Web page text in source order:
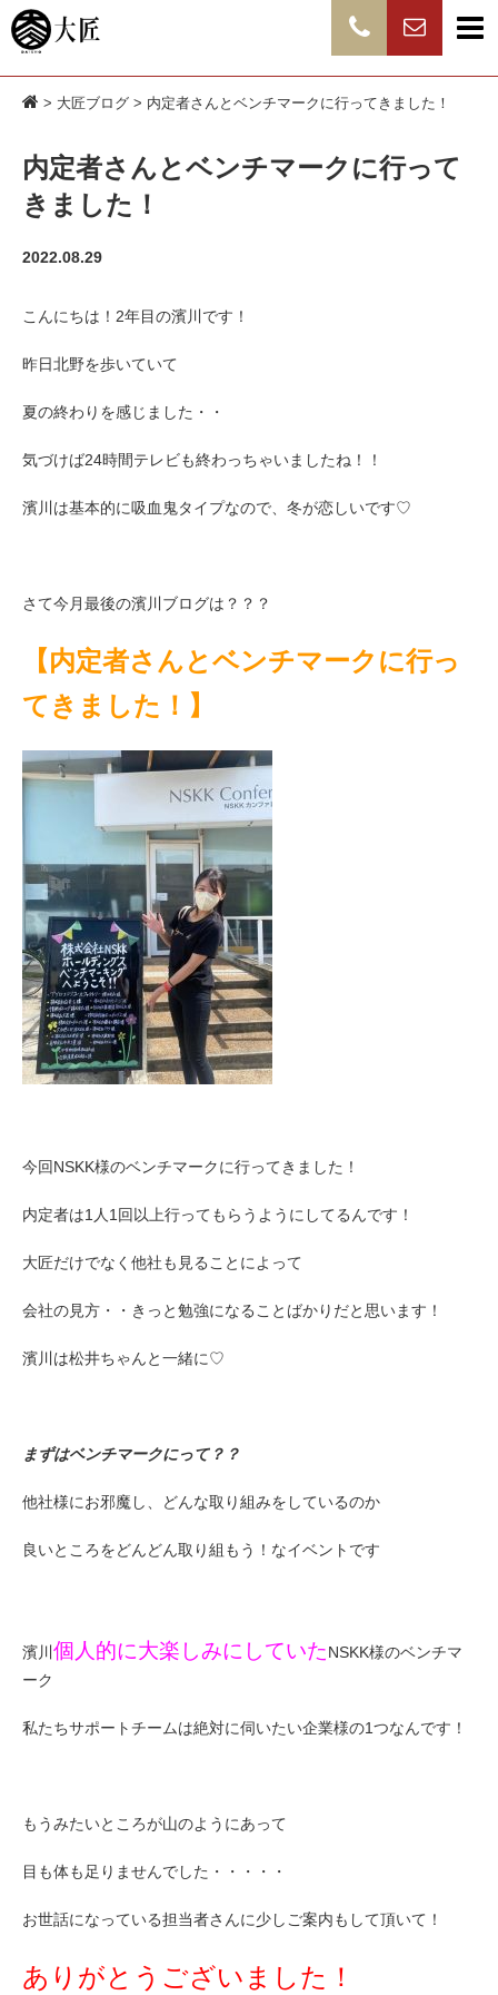
> 大匠ブログ > 内定者さんとベンチマークに行ってきました！
内定者さんとベンチマークに行って
きました！
2022.08.29
こんにちは！2年目の濱川です！
昨日北野を歩いていて
夏の終わりを感じました・・
気づけば24時間テレビも終わっちゃいましたね！！
濱川は基本的に吸血鬼タイプなので、冬が恋しいです♡
さて今月最後の濱川ブログは？？？
【内定者さんとベンチマークに行っ
てきました！】
今回NSKK様のベンチマークに行ってきました！
内定者は1人1回以上行ってもらうようにしてるんです！
大匠だけでなく他社も見ることによって
会社の見方・・きっと勉強になることばかりだと思います！
濱川は松井ちゃんと一緒に♡
まずはベンチマークにって？？
他社様にお邪魔し、どんな取り組みをしているのか
良いところをどんどん取り組もう！なイベントです
濱川 個人的に大楽しみにしていたNSKK様のベンチマ
ーク
私たちサポートチームは絶対に伺いたい企業様の1つなんです！
もうみたいところが山のようにあって
目も体も足りませんでした・・・・・
お世話になっている担当者さんに少しご案内もして頂いて！
ありがとうございました！